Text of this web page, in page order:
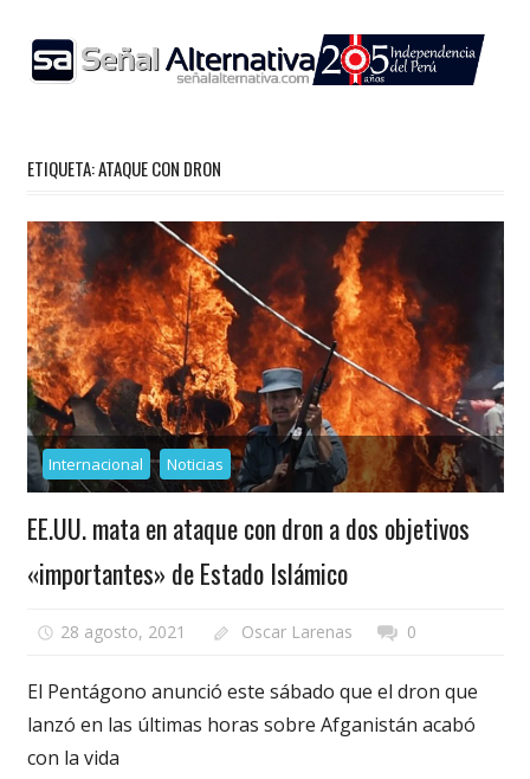
content
ETIQUETA:ATAQUE CON DRON
Internacional Noticias
EE.UU. mata en ataque con dron a dos objetivos
«importantes» de Estado Islámico
28 agosto, 2021 Oscar Larenas 0
El Pentágono anunció este sábado que el dron que
lanzó en las últimas horas sobre Afganistán acabó
con la vida